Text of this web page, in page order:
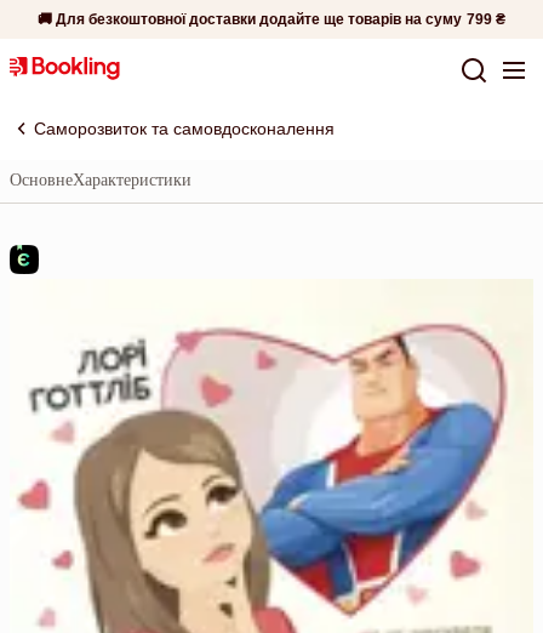
🚚 Для безкоштовної доставки додайте ще товарів на суму 799 ₴
Саморозвиток та самовдосконалення
ОсновнеХарактеристики